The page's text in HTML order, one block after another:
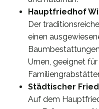
Hauptfriedhof
Der
einen
Urnen, geeignet
Städtischer
Auf dem